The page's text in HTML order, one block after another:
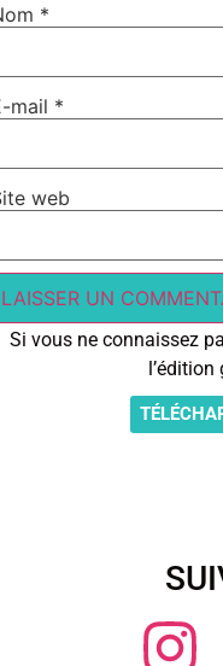
*
mail *
web
Si vous ne connaissez